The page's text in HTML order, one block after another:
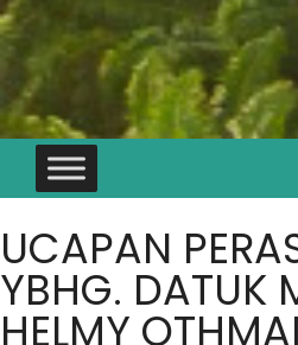
UCAPAN
YBHG. DATUK
HELMY